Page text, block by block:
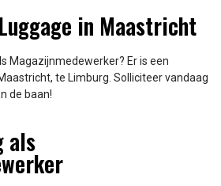
in Maastricht
Magazijnmedewerker? Er is een
te Limburg. Solliciteer vandaag
de baan!
als